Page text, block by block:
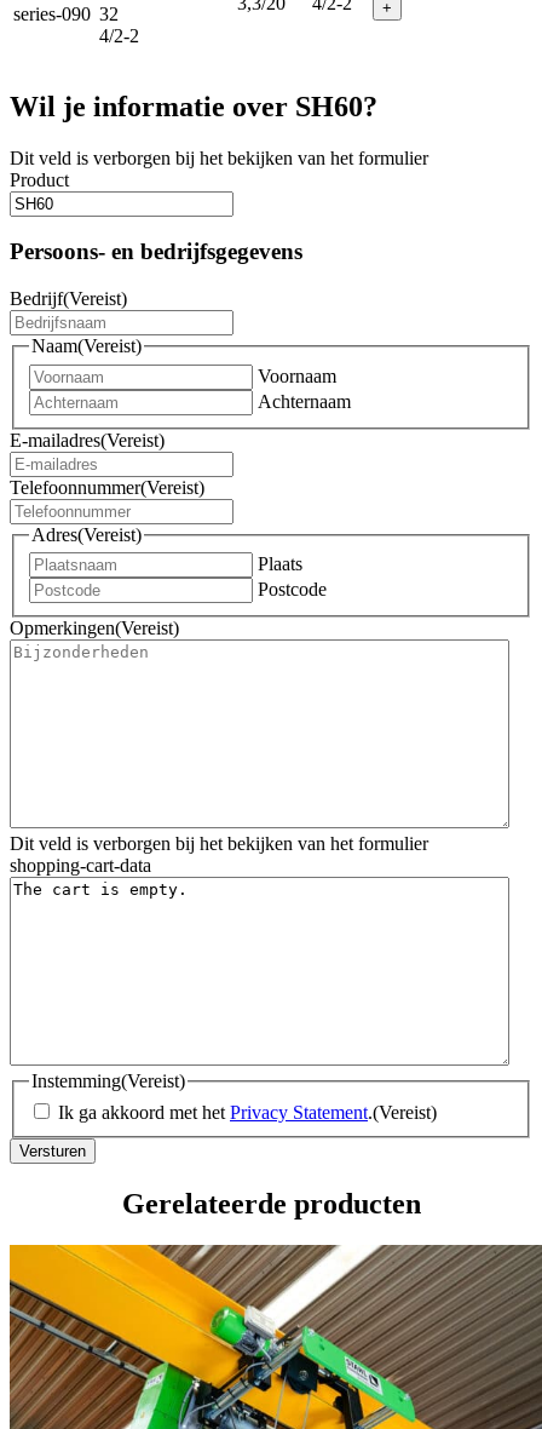
series-090 32
4/2-2
+
Wil je informatie over SH60?
Dit veld is verborgen bij het bekijken van het formulier
Product
Persoons- en bedrijfsgegevens
Bedrijf(Vereist)
Naam(Vereist)
Voornaam
Achternaam
E-mailadres(Vereist)
Telefoonnummer(Vereist)
Adres(Vereist)
Plaats
Postcode
Opmerkingen(Vereist)
Dit veld is verborgen bij het bekijken van het formulier
shopping-cart-data
Instemming(Vereist)
Ik ga akkoord met het Privacy Statement.(Vereist)
Gerelateerde producten